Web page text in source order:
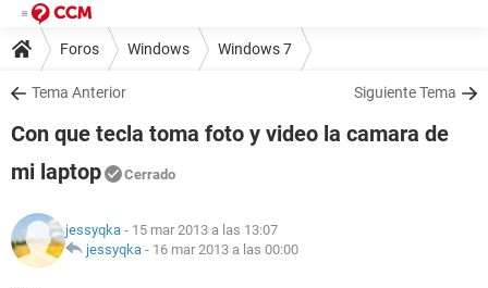
Foros Windows Windows 7
Tema Anterior Siguiente Tema
Con que tecla toma foto y video la camara de
mi laptop
Cerrado
jessyqka - 15 mar 2013 a las 13:07
jessyqka - 16 mar 2013 a las 00:00